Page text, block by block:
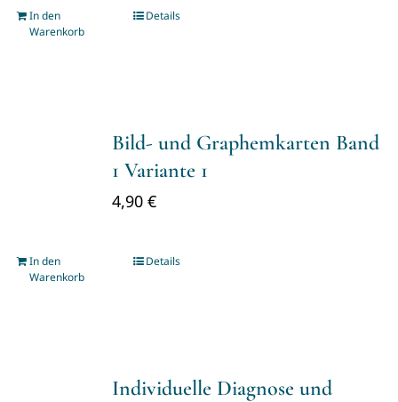
In den
Warenkorb
Details
Bild- und Graphemkarten Band
1 Variante 1
4,90 €
In den
Warenkorb
Details
Individuelle Diagnose und